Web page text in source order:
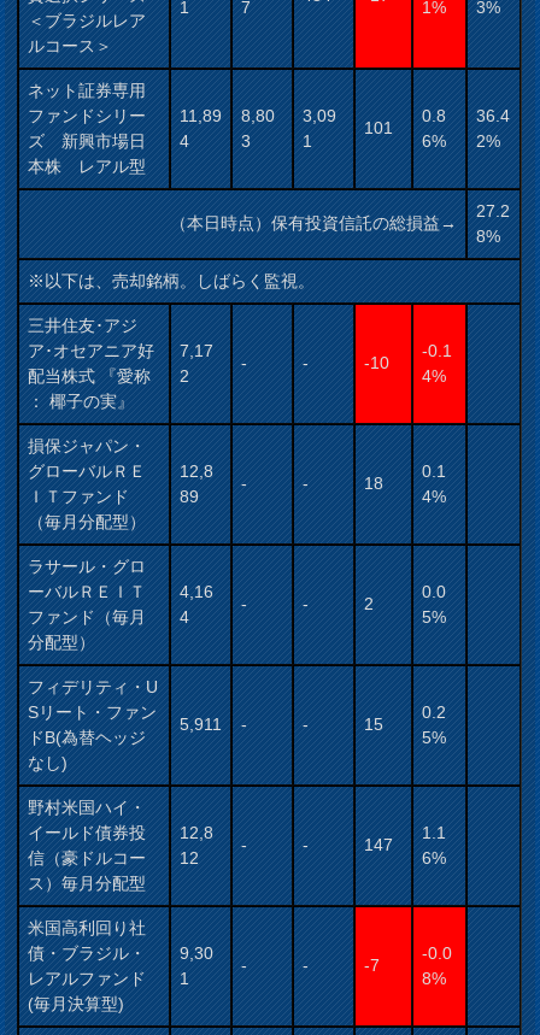
＜ブラジルレア
ルコース＞
1
7
1%
3%
ネット証券専用
ファンドシリー
ズ 新興市場日
本株 レアル型
11,89
4
8,80
3
3,09
1
101
0.8
6%
36.4
2%
（本日時点）保有投資信託の総損益→
27.2
8%
※以下は、売却銘柄。しばらく監視。
三井住友･アジ
ア･オセアニア好
配当株式 『愛称
： 椰子の実』
7,17
2
- - -10
-0.1
4%
損保ジャパン・
グローバルＲＥ
ＩＴファンド
（毎月分配型）
12,8
89
- - 18
0.1
4%
ラサール・グロ
ーバルＲＥＩＴ
ファンド（毎月
分配型）
4,16
4
- - 2
0.0
5%
フィデリティ・U
Sリート・ファン
ドB(為替ヘッジ
なし)
5,911 - - 15
0.2
5%
野村米国ハイ・
イールド債券投
信（豪ドルコー
ス）毎月分配型
12,8
12
- - 147
1.1
6%
米国高利回り社
債・ブラジル・
レアルファンド
(毎月決算型)
9,30
1
- - -7
-0.0
8%